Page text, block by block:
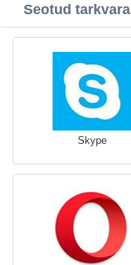
Seotud tarkvara
Skype